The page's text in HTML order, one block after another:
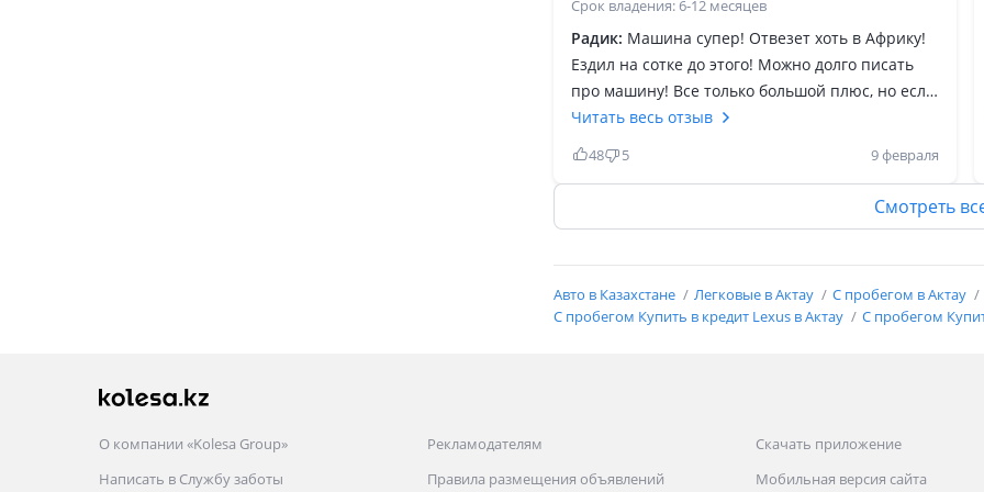
Срок владения: 6-12 месяцев
Радик: Машина супер! Отвезет хоть в Африку!
Ездил на сотке до этого! Можно долго писать
про машину! Все только большой плюс, но если
бы не расход топлива! Поэтому пересел на 70
ку! Но в гараже не помешал бы такой
внедорожник на всякий случай! Перебрал
ходовку вышло не много! Гидроподвеска
капризные! У знакомого более новая версия и
постоянно ковыряется то че! Машина супер!
Читать весь отзыв
48 5 9 февраля
Смотреть
Авто в Казахстане Легковые в Актау С пробегом в Актау
С пробегом Купить в кредит Lexus в Актау
С пробегом
О компании «Kolesa Group»
Написать в Службу заботы
Рекламодателям
Правила размещения объявлений
Скачать приложение
Мобильная версия сайта